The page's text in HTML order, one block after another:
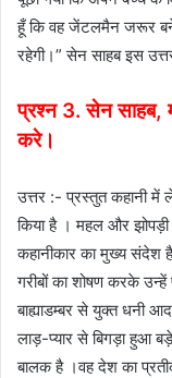
हूँ कि वह जेंटलमैन जरूर
रहेगी।” सेन साहब इस
प्रश्न 3. सेन साहब,
करे।
उत्तर :- प्रस्तुत कहानी में
किया है । महल और झोपड़ी
कहानीकार का मुख्य संदेश
गरीबों का शोषण करके उन्हें
बाह्याडम्बर से युक्त धनी
लाड़-प्यार से बिगड़ा हुआ
बालक है ।वह देश का